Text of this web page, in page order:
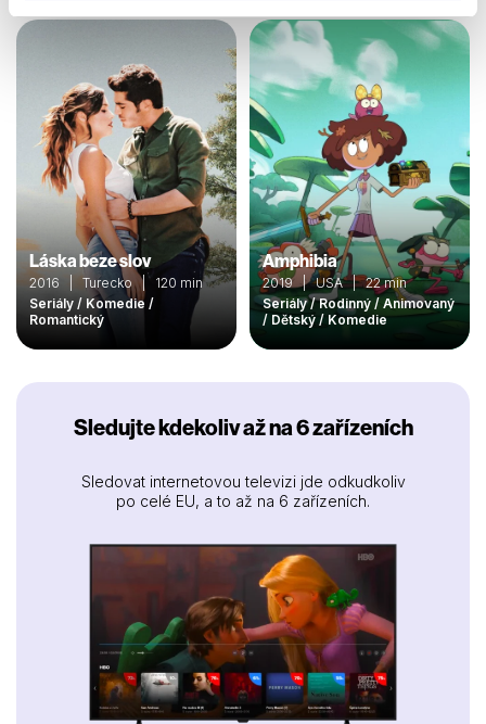
Láska beze slov
2016 | Turecko | 120 min
Seriály / Komedie /
Romantický
Amphibia
2019 | USA | 22 min
Seriály / Rodinný / Animovaný
/ Dětský / Komedie
Sledujte kdekoliv až na 6 zařízeních
Sledovat internetovou televizi jde odkudkoliv
po celé EU, a to až na 6 zařízeních.